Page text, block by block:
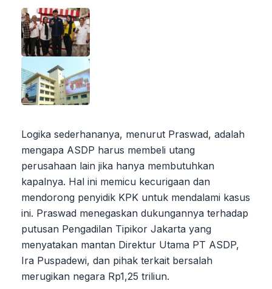
Logika sederhananya, menurut Praswad, adalah
mengapa ASDP harus membeli utang
perusahaan lain jika hanya membutuhkan
kapalnya. Hal ini memicu kecurigaan dan
mendorong penyidik KPK untuk mendalami kasus
ini. Praswad menegaskan dukungannya terhadap
putusan Pengadilan Tipikor Jakarta yang
menyatakan mantan Direktur Utama PT ASDP,
Ira Puspadewi, dan pihak terkait bersalah
merugikan negara Rp1,25 triliun.